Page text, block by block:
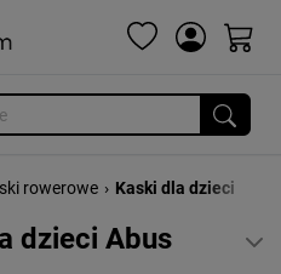
rowerowe › Kaski dla dzieci
dzieci Abus